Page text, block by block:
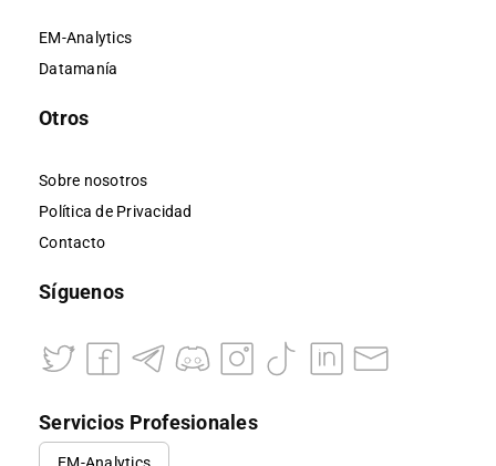
EM-Analytics
Datamanía
Otros
Sobre nosotros
Política de Privacidad
Contacto
Síguenos
Servicios Profesionales
EM-Analytics